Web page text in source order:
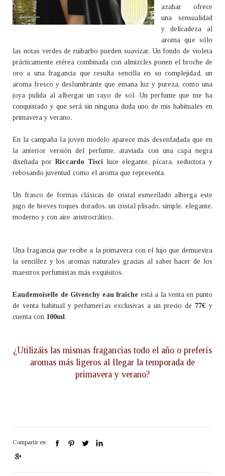
azahar ofrece
una sensualidad
y delicadeza al
aroma que sólo
las notas verdes de ruibarbo pueden suavizar. Un fondo de violeta
prácticamente etérea combinada con almizcles ponen el broche de
oro a una fragancia que resulta sencilla en su complejidad, un
aroma fresco y deslumbrante que emana luz y pureza, como una
joya pulida al albergar un rayo de sol. Un perfume que me ha
conquistado y que será sin ninguna duda uno de mis habituales en
primavera y verano.
En la campaña la joven modelo aparece más desenfadada que en
la anterior versión del perfume, ataviada con una capa negra
diseñada porRiccardo Tisci luce elegante, pícara, seductora y
rebosando juventud como el aroma que representa.
Un frasco de formas clásicas de cristal esmerilado alberga este
jugo de breves toques dorados, un cristal plisado, simple, elegante,
moderno y con aire aristrocrático.
Una fragancia que recibe a la primavera con el lujo que demuestra
la sencillez y los aromas naturales gracias al saber hacer de los
maestros perfumistas más exquisitos.
Eaudemoiselle de Givenchy eau fraîche está a la venta en punto
de venta habitual y perfumerías exclusivas a un precio de 77€ y
cuenta con 100ml .
¿Utilizáis las mismas fragancias todo el año o preferís
aromas más ligeros al llegar la temporada de
primavera y verano?
Compartir en: